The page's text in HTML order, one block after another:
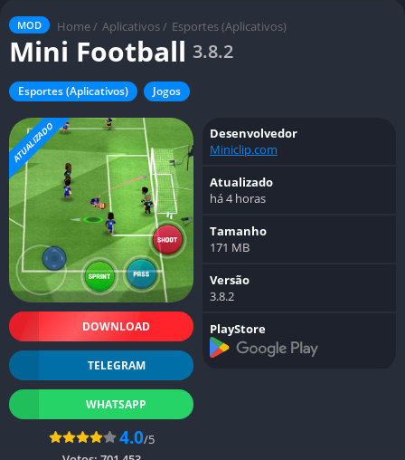
MOD Home / Aplicativos / Esportes (Aplicativos)
Mini Football 3.8.2
Esportes (Aplicativos) Jogos
ATUALIZADO
DOWNLOAD
TELEGRAM
WHATSAPP
4.0/5
Desenvolvedor
Miniclip.com
Atualizado
há 4 horas
Tamanho
171 MB
Versão
3.8.2
PlayStore